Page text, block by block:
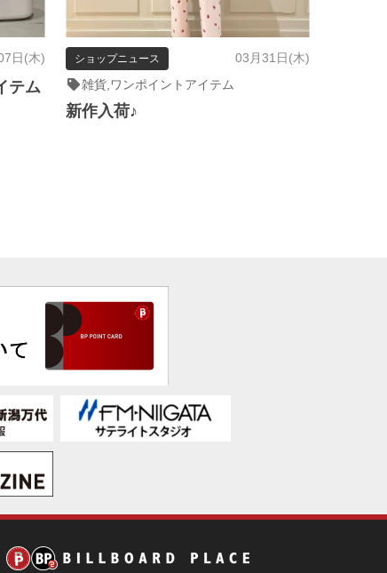
日(木)
テム
03月31日(木)
ショップニュース
雑貨,ワンポイントアイテム
新作入荷♪